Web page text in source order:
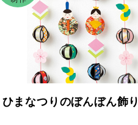
ひまなつりのぼんぼん飾り